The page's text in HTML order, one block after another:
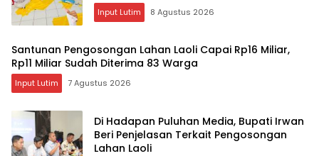
Input Lutim 8 Agustus 2026
Santunan Pengosongan Lahan Laoli Capai Rp16 Miliar,
Rp11 Miliar Sudah Diterima 83 Warga
Input Lutim 7 Agustus 2026
Di Hadapan Puluhan Media, Bupati Irwan
Beri Penjelasan Terkait Pengosongan
Lahan Laoli